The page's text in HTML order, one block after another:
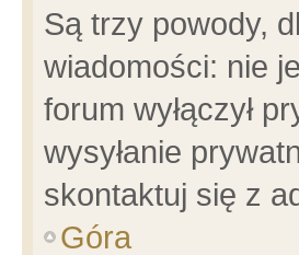
Są trzy powody,
wiadomości: nie
forum wyłączył
wysyłanie
skontaktuj się z
Góra